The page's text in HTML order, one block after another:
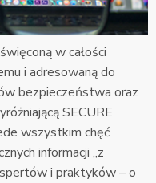
w całości
i adresowaną do
bezpieczeństwa oraz
SECURE
wszystkim chęć
informacji „z
i praktyków – o